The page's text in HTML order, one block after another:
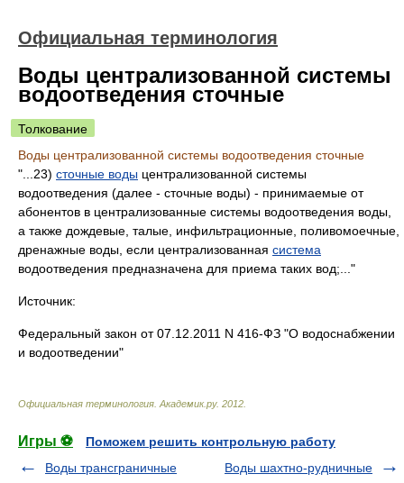
Официальная терминология
Воды централизованной системы
водоотведения сточные
Толкование
Воды централизованной системы водоотведения сточные
"...23) сточные воды централизованной системы
водоотведения (далее - сточные воды) - принимаемые от
абонентов в централизованные системы водоотведения воды,
а также дождевые, талые, инфильтрационные, поливомоечные,
дренажные воды, если централизованная система
водоотведения предназначена для приема таких вод;..."
Источник:
Федеральный закон от 07.12.2011 N 416-ФЗ "О водоснабжении
и водоотведении"
Официальная терминология Академик.ру. 2012
Игры ⚽
Поможем решить контрольную работу
Воды трансграничные
Воды шахтно-рудничные